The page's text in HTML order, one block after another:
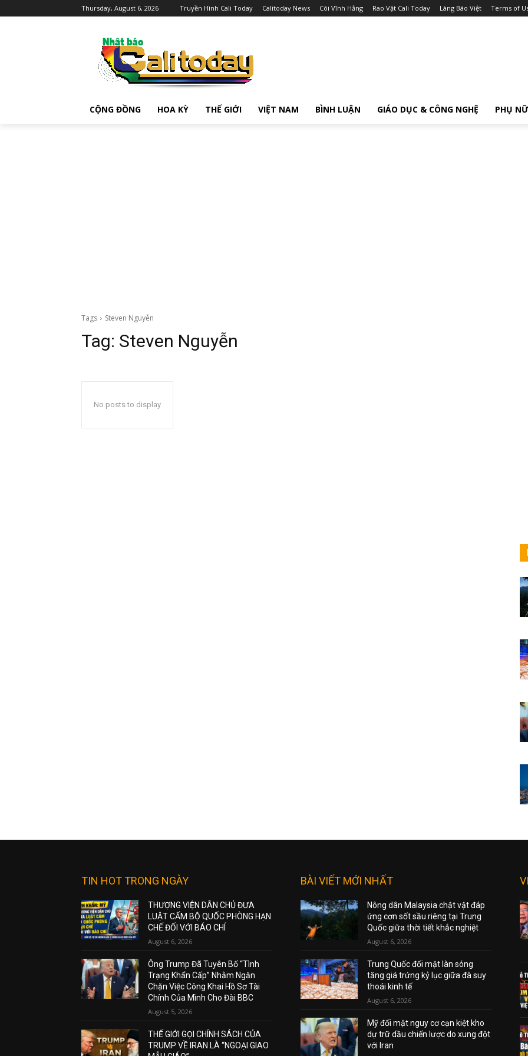
Thursday, August 6, 2026 Truyền Hình Cali Today Calitoday News Cõi Vĩnh Hằng Rao Vặt Cali Today Làng Báo Việt Terms of
CỘNG ĐỒNG HOA KỲ THẾ GIỚI VIỆT NAM BÌNH LUẬN GIÁO DỤC & CÔNG NGHỆ PHỤ NỮ
Tags Steven Nguyễn
Tag: Steven Nguyễn
No posts to display
TIN HOT TRONG NGÀY
THƯỢNG VIỆN DÂN CHỦ ĐƯA
LUẬT CẤM BỘ QUỐC PHÒNG HẠN
CHẾ ĐỐI VỚI BÁO CHÍ
August 6, 2026
Ông Trump Đã Tuyên Bố “Tình
Trạng Khẩn Cấp” Nhằm Ngăn
Chặn Việc Công Khai Hồ Sơ Tài
Chính Của Mình Cho Đài BBC
August 5, 2026
THẾ GIỚI GỌI CHÍNH SÁCH CỦA
TRUMP VỀ IRAN LÀ “NGOẠI GIAO
BÀI VIẾT MỚI NHẤT
Nông dân Malaysia chật vật đáp
ứng cơn sốt sầu riêng tại Trung
Quốc giữa thời tiết khắc nghiệt
August 6, 2026
Trung Quốc đối mặt làn sóng
tăng giá trứng kỷ lục giữa đà suy
thoái kinh tế
August 6, 2026
Mỹ đối mặt nguy cơ cạn kiệt kho
dự trữ dầu chiến lược do xung đột
với Iran